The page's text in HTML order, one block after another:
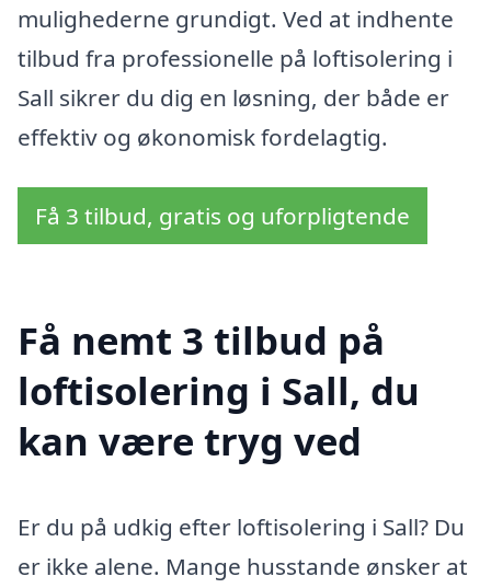
mulighederne grundigt. Ved at indhente
tilbud fra professionelle på loftisolering i
Sall sikrer du dig en løsning, der både er
effektiv og økonomisk fordelagtig.
Få 3 tilbud, gratis og uforpligtende
Få nemt 3 tilbud på
loftisolering i Sall, du
kan være tryg ved
Er du på udkig efter loftisolering i Sall? Du
er ikke alene. Mange husstande ønsker at